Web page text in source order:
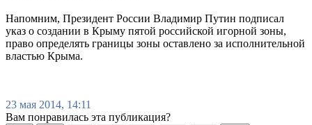
Напомним, Президент России Владимир Путин подписал
указ о создании в Крыму пятой российской игорной зоны,
право определять границы зоны оставлено за исполнительной
властью Крыма.
23 мая 2014, 14:11
Вам понравилась эта публикация?